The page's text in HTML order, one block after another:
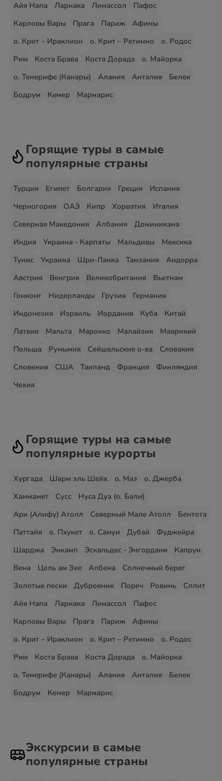
Айя Напа
Ларнака Лимассол
Пафос
Карловы Вары
Прага Париж
Афины
о. Крит – Ираклион
о. Крит – Ретимно
о. Родос
Рим
Коста Брава Коста Дорада
о. Майорка
о. Тенерифе (Канары)
Алания Анталия
Белек
Бодрум
Кемер Мармарис
Горящие туры в самые
популярные страны
Турция Египет Болгария Греция
Испания
Черногория
ОАЭ Кипр Хорватия
Италия
Северная Македония
Албания
Доминикана
Индия
Украина - Карпаты Мальдивы
Мексика
Тунис
Украина Шри-Ланка Танзания
Андорра
Австрия
Венгрия Великобритания
Вьетнам
Гонконг
Нидерланды Грузия
Германия
Индонезия
Израиль Иордания Куба
Китай
Латвия
Мальта Марокко Малайзия
Маврикий
Польша
Румыния Сейшельские о-ва
Словакия
Словения
США Таиланд Франция
Финляндия
Чехия
Горящие туры на самые
популярные курорты
Хургада Шарм эль Шейх о. Маэ
о. Джерба
Хаммамет
Сусс
Нуса Дуа (о. Бали)
Ари (Алифу) Атолл
Северный Мале Атолл
Бентота
Паттайя
о. Пхукет о. Самуи Дубай
Фуджейра
Шарджа
Энкамп Эскальдес - Энгордани
Капрун
Вена
Цель ам Зее Албена
Солнечный берег
Золотые пески
Дубровник Пореч Ровинь
Сплит
Айя Напа
Ларнака Лимассол
Пафос
Карловы Вары
Прага Париж
Афины
о. Крит – Ираклион
о. Крит – Ретимно
о. Родос
Рим
Коста Брава Коста Дорада
о. Майорка
о. Тенерифе (Канары)
Алания Анталия
Белек
Бодрум
Кемер Мармарис
Экскурсии в самые
популярные страны